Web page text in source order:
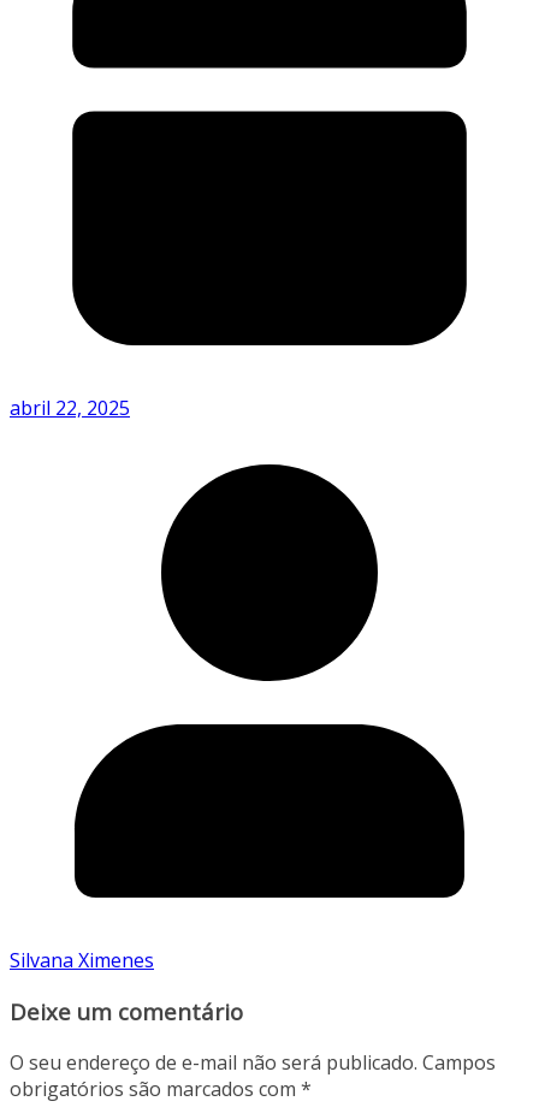
abril 22, 2025
Silvana Ximenes
Deixe um comentário
O seu endereço de e-mail não será publicado. Campos
obrigatórios são marcados com *